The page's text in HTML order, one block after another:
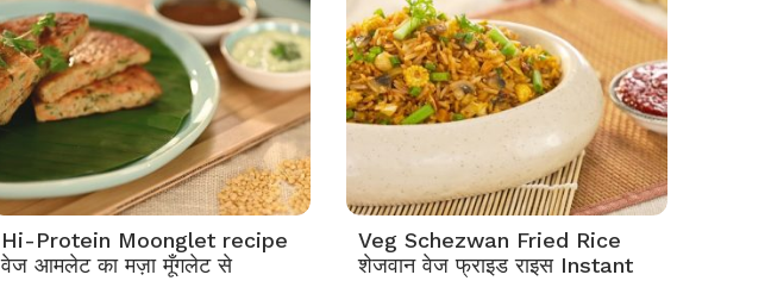
Hi-Protein Moonglet recipe
वेज आमलेट का मज़ा मूँगलेट से
Veg Schezwan Fried Rice
शेजवान वेज फ्राइड राइस Instant